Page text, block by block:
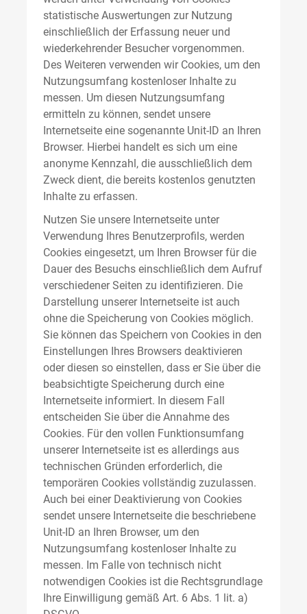
statistische Auswertungen zur Nutzung
einschließlich der Erfassung neuer und
wiederkehrender Besucher vorgenommen.
Des Weiteren verwenden wir Cookies, um den
Nutzungsumfang kostenloser Inhalte zu
messen. Um diesen Nutzungsumfang
ermitteln zu können, sendet unsere
Internetseite eine sogenannte Unit-ID an Ihren
Browser. Hierbei handelt es sich um eine
anonyme Kennzahl, die ausschließlich dem
Zweck dient, die bereits kostenlos genutzten
Inhalte zu erfassen.
Nutzen Sie unsere Internetseite unter
Verwendung Ihres Benutzerprofils, werden
Cookies eingesetzt, um Ihren Browser für die
Dauer des Besuchs einschließlich dem Aufruf
verschiedener Seiten zu identifizieren. Die
Darstellung unserer Internetseite ist auch
ohne die Speicherung von Cookies möglich.
Sie können das Speichern von Cookies in den
Einstellungen Ihres Browsers deaktivieren
oder diesen so einstellen, dass er Sie über die
beabsichtigte Speicherung durch eine
Internetseite informiert. In diesem Fall
entscheiden Sie über die Annahme des
Cookies. Für den vollen Funktionsumfang
unserer Internetseite ist es allerdings aus
technischen Gründen erforderlich, die
temporären Cookies vollständig zuzulassen.
Auch bei einer Deaktivierung von Cookies
sendet unsere Internetseite die beschriebene
Unit-ID an Ihren Browser, um den
Nutzungsumfang kostenloser Inhalte zu
messen. Im Falle von technisch nicht
notwendigen Cookies ist die Rechtsgrundlage
Ihre Einwilligung gemäß Art. 6 Abs. 1 lit. a)